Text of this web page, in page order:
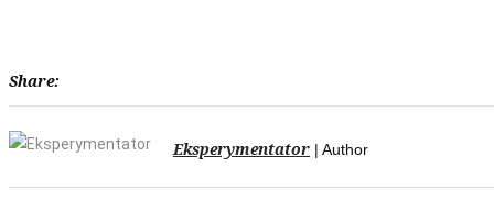
Share:
Eksperymentator | Author